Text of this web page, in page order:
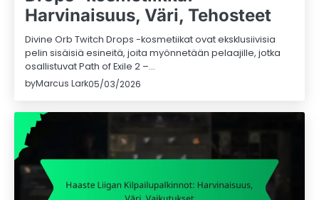
Harvinaisuus, Väri, Tehosteet
Divine Orb Twitch Drops -kosmetiikat ovat eksklusiivisia
pelin sisäisiä esineitä, joita myönnetään pelaajille, jotka
osallistuvat Path of Exile 2 –…
byMarcus Lark05/03/2026